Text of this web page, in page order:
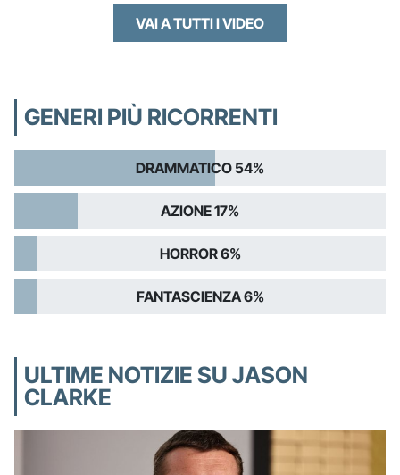
VAI A TUTTI I VIDEO
GENERI PIÙ RICORRENTI
DRAMMATICO 54%
AZIONE 17%
HORROR 6%
FANTASCIENZA 6%
ULTIME NOTIZIE SU JASON
CLARKE